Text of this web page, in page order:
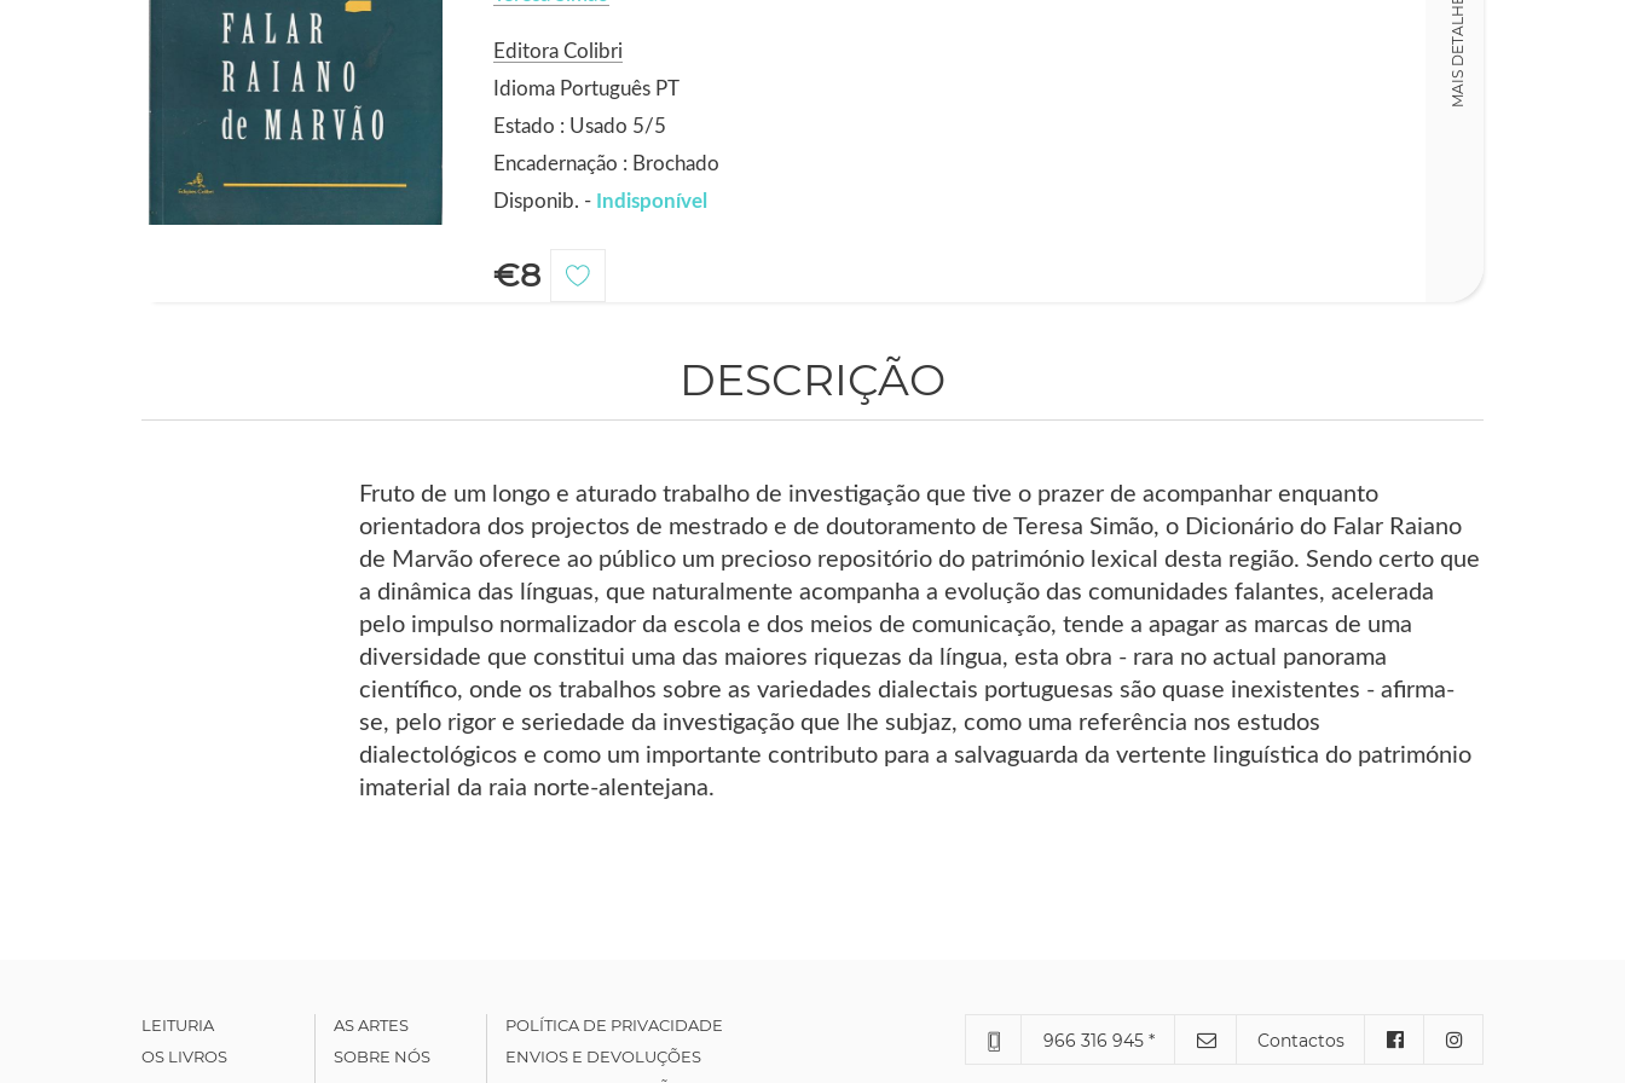
Editora Colibri
Idioma Português PT
Estado : Usado 5/5
Encadernação : Brochado
Disponib. - Indisponível
€8
MAIS DETALHES
DESCRIÇÃO
Fruto de um longo e aturado trabalho de investigação que tive o prazer de acompanhar enquanto
orientadora dos projectos de mestrado e de doutoramento de Teresa Simão, o Dicionário do Falar Raiano
de Marvão oferece ao público um precioso repositório do património lexical desta região. Sendo certo que
a dinâmica das línguas, que naturalmente acompanha a evolução das comunidades falantes, acelerada
pelo impulso normalizador da escola e dos meios de comunicação, tende a apagar as marcas de uma
diversidade que constitui uma das maiores riquezas da língua, esta obra - rara no actual panorama
científico, onde os trabalhos sobre as variedades dialectais portuguesas são quase inexistentes - afirma-
se, pelo rigor e seriedade da investigação que lhe subjaz, como uma referência nos estudos
dialectológicos e como um importante contributo para a salvaguarda da vertente linguística do património
imaterial da raia norte-alentejana.
LEITURIA
OS LIVROS
AS ARTES
SOBRE NÓS
POLÍTICA DE PRIVACIDADE
ENVIOS E DEVOLUÇÕES
966 316 945 * Contactos